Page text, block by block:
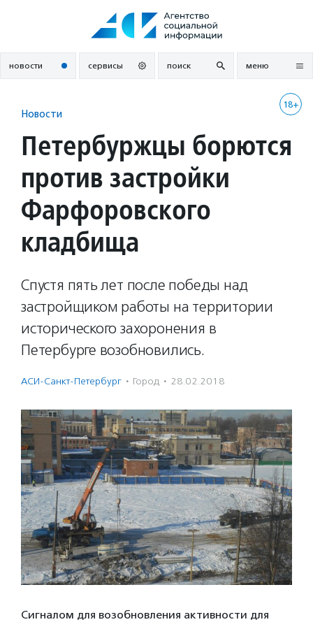
новости сервисы поиск меню
18+
Новости
Петербуржцы борются
против застройки
Фарфоровского
кладбища
Спустя пять лет после победы над
застройщиком работы на территории
исторического захоронения в
Петербурге возобновились.
АСИ-Санкт-Петербург · Город · 28.02.2018
Сигналом для возобновления активности для